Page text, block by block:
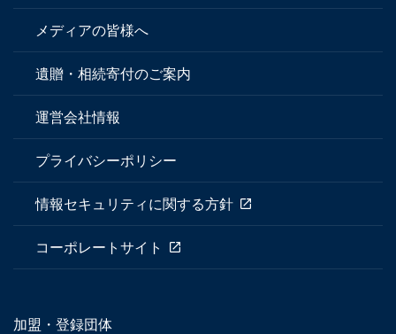
メディアの皆様へ
遺贈・相続寄付のご案内
運営会社情報
プライバシーポリシー
情報セキュリティに関する方針
コーポレートサイト
加盟・登録団体